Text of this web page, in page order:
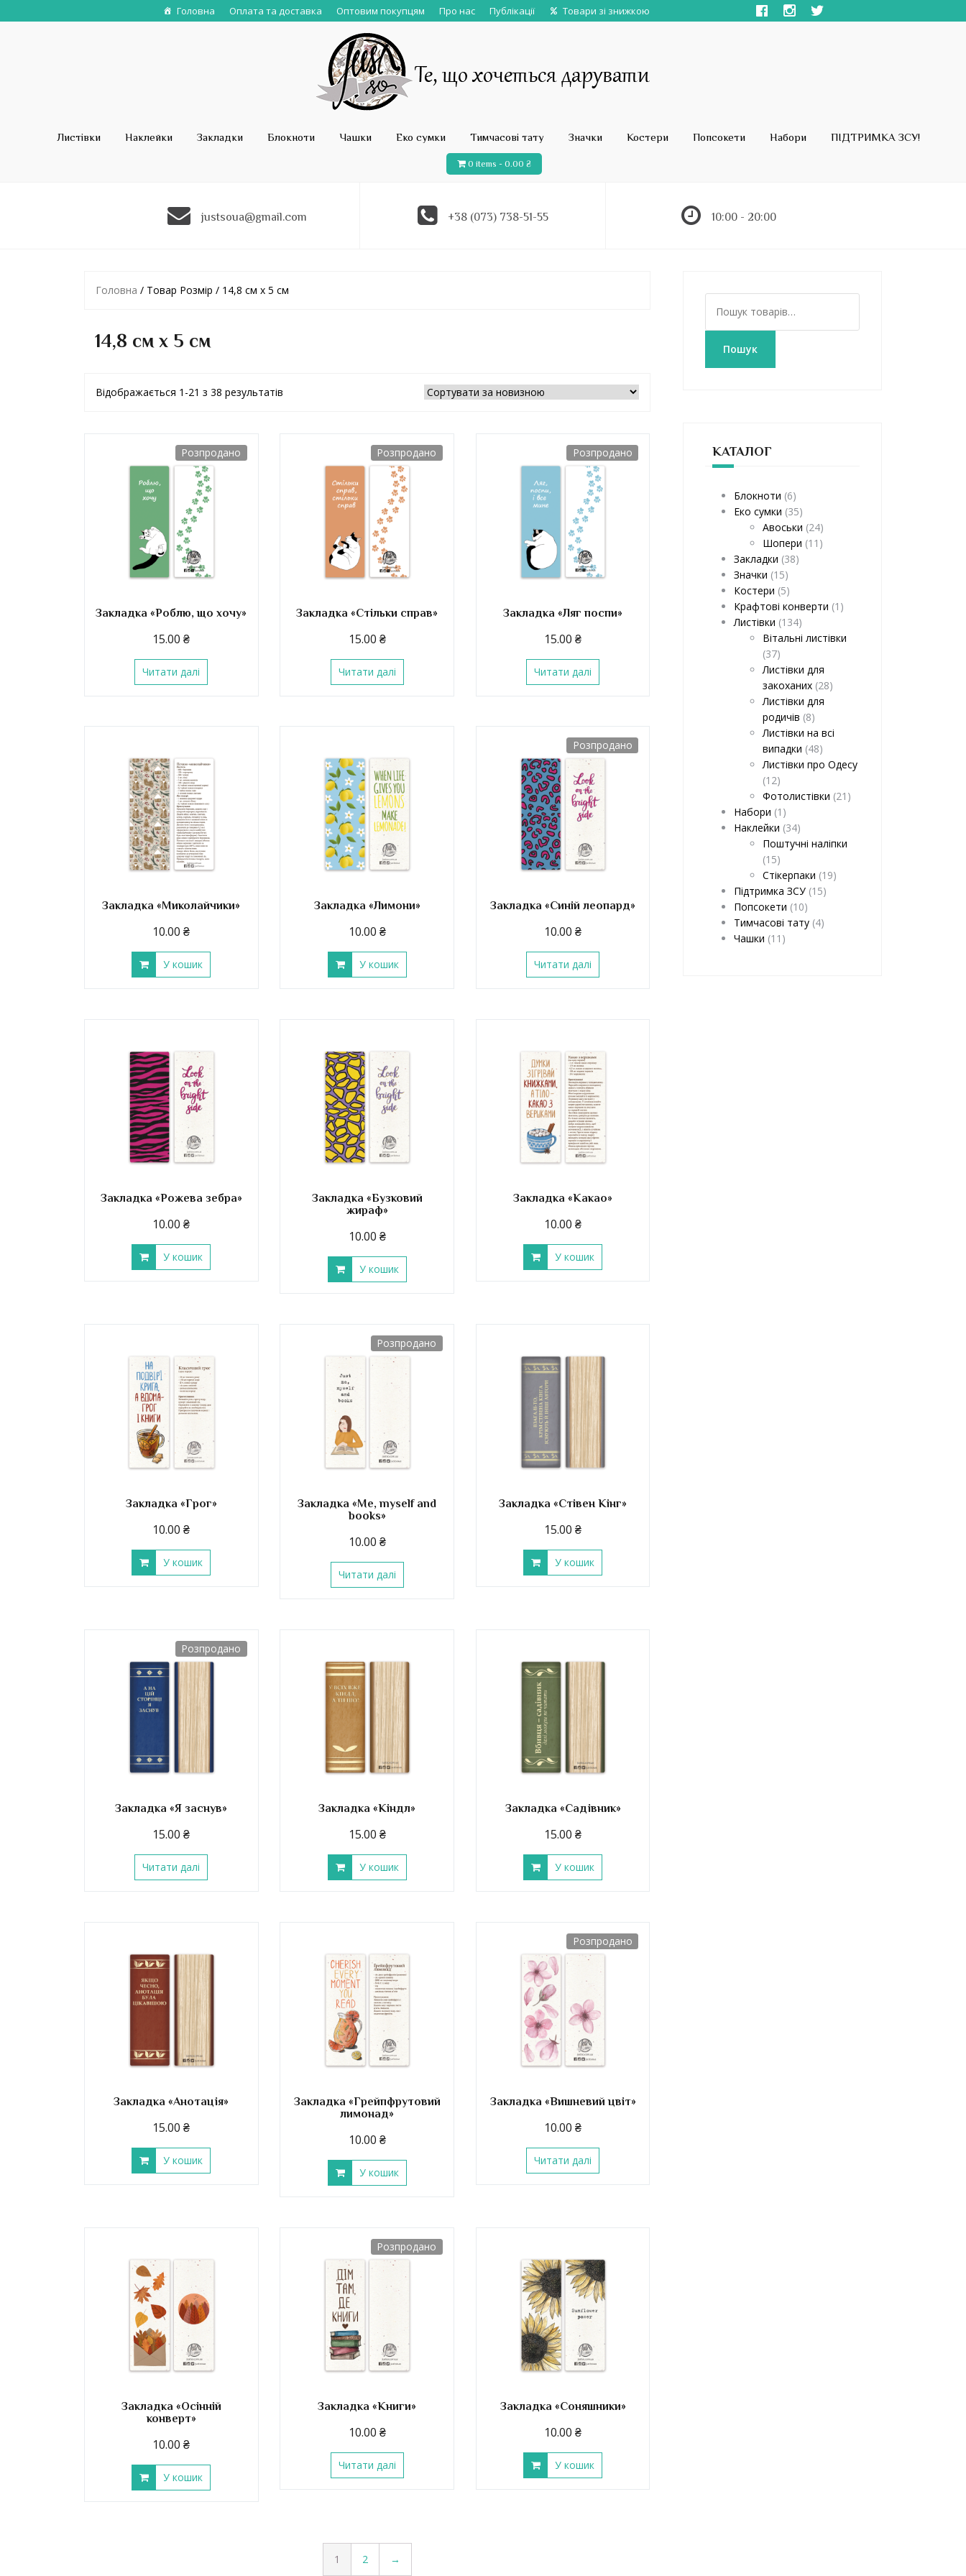
Головна Оплата та доставка Оптовим покупцям Про нас Публікації Товари зі знижкою
Листівки Наклейки Закладки Блокноти Чашки Еко сумки Тимчасові тату Значки Костери Попсокети Набори ПІДТРИМКА ЗСУ!
0 items - 0.00 ₴
justsoua@gmail.com +38 (073) 738-51-55 10:00 - 20:00
Головна / Товар Розмір / 14,8 см x 5 см
14,8 см x 5 см
Відображається 1-21 з 38 результатів
Розпродано
Закладка «Роблю, що хочу»
15.00₴
Читати далі
Розпродано
Закладка «Стільки справ»
15.00 ₴
Читати далі
Розпродано
Закладка «Ляг поспи»
15.00₴
Читати далі
Закладка «Миколайчики»
10.00₴
У кошик
Закладка «Лимони»
10.00 ₴
У кошик
Розпродано
Закладка «Синій леопард»
10.00₴
Читати далі
Закладка «Рожева зебра»
10.00₴
У кошик
Закладка «Бузковий
жираф»
10.00 ₴
У кошик
Закладка «Какао»
10.00₴
У кошик
Закладка «Грог»
10.00₴
У кошик
Розпродано
Закладка «Me, myself and
books»
10.00 ₴
Читати далі
Закладка «Стівен Кінг»
15.00₴
У кошик
Розпродано
Закладка «Я заснув»
15.00₴
Читати далі
Закладка «Кіндл»
15.00 ₴
У кошик
Закладка «Садівник»
15.00₴
У кошик
Закладка «Анотація»
15.00₴
У кошик
Закладка «Грейпфрутовий
лимонад»
10.00 ₴
У кошик
Розпродано
Закладка «Вишневий цвіт»
10.00₴
Читати далі
Закладка «Осінній
конверт»
10.00₴
У кошик
Розпродано
Закладка «Книги»
10.00 ₴
Читати далі
Закладка «Соняшники»
10.00₴
У кошик
1 2 →
к
Пошук
КАТАЛОГ
Блокноти (6)
Еко сумки (35)
Авоськи (24)
Шопери (11)
Закладки (38)
Значки (15)
Костери (5)
Крафтові конверти (1)
Листівки (134)
Вітальні листівки
(37)
Листівки для
закоханих (28)
Листівки для
родичів (8)
Листівки на всі
випадки (48)
Листівки про Одесу
(12)
Фотолистівки (21)
Набори (1)
Наклейки (34)
Поштучні наліпки
(15)
Стікерпаки (19)
Підтримка ЗСУ (15)
Попсокети (10)
Тимчасові тату (4)
Чашки (11)